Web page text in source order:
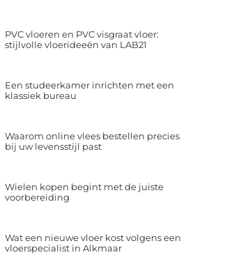
PVC vloeren en PVC visgraat vloer:
stijlvolle vloerideeën van LAB21
Een studeerkamer inrichten met een
klassiek bureau
Waarom online vlees bestellen precies
bij uw levensstijl past
Wielen kopen begint met de juiste
voorbereiding
Wat een nieuwe vloer kost volgens een
vloerspecialist in Alkmaar